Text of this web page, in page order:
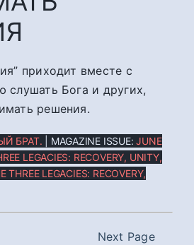
приходит вместе с
слушать Бога и других,
решения.
БРАТ. | MAGAZINE ISSUE:JUNE
LEGACIES: RECOVERY, UNITY,
THREE LEGACIES: RECOVERY,
Next Page